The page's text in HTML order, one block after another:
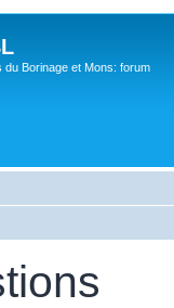
du Borinage et Mons: forum